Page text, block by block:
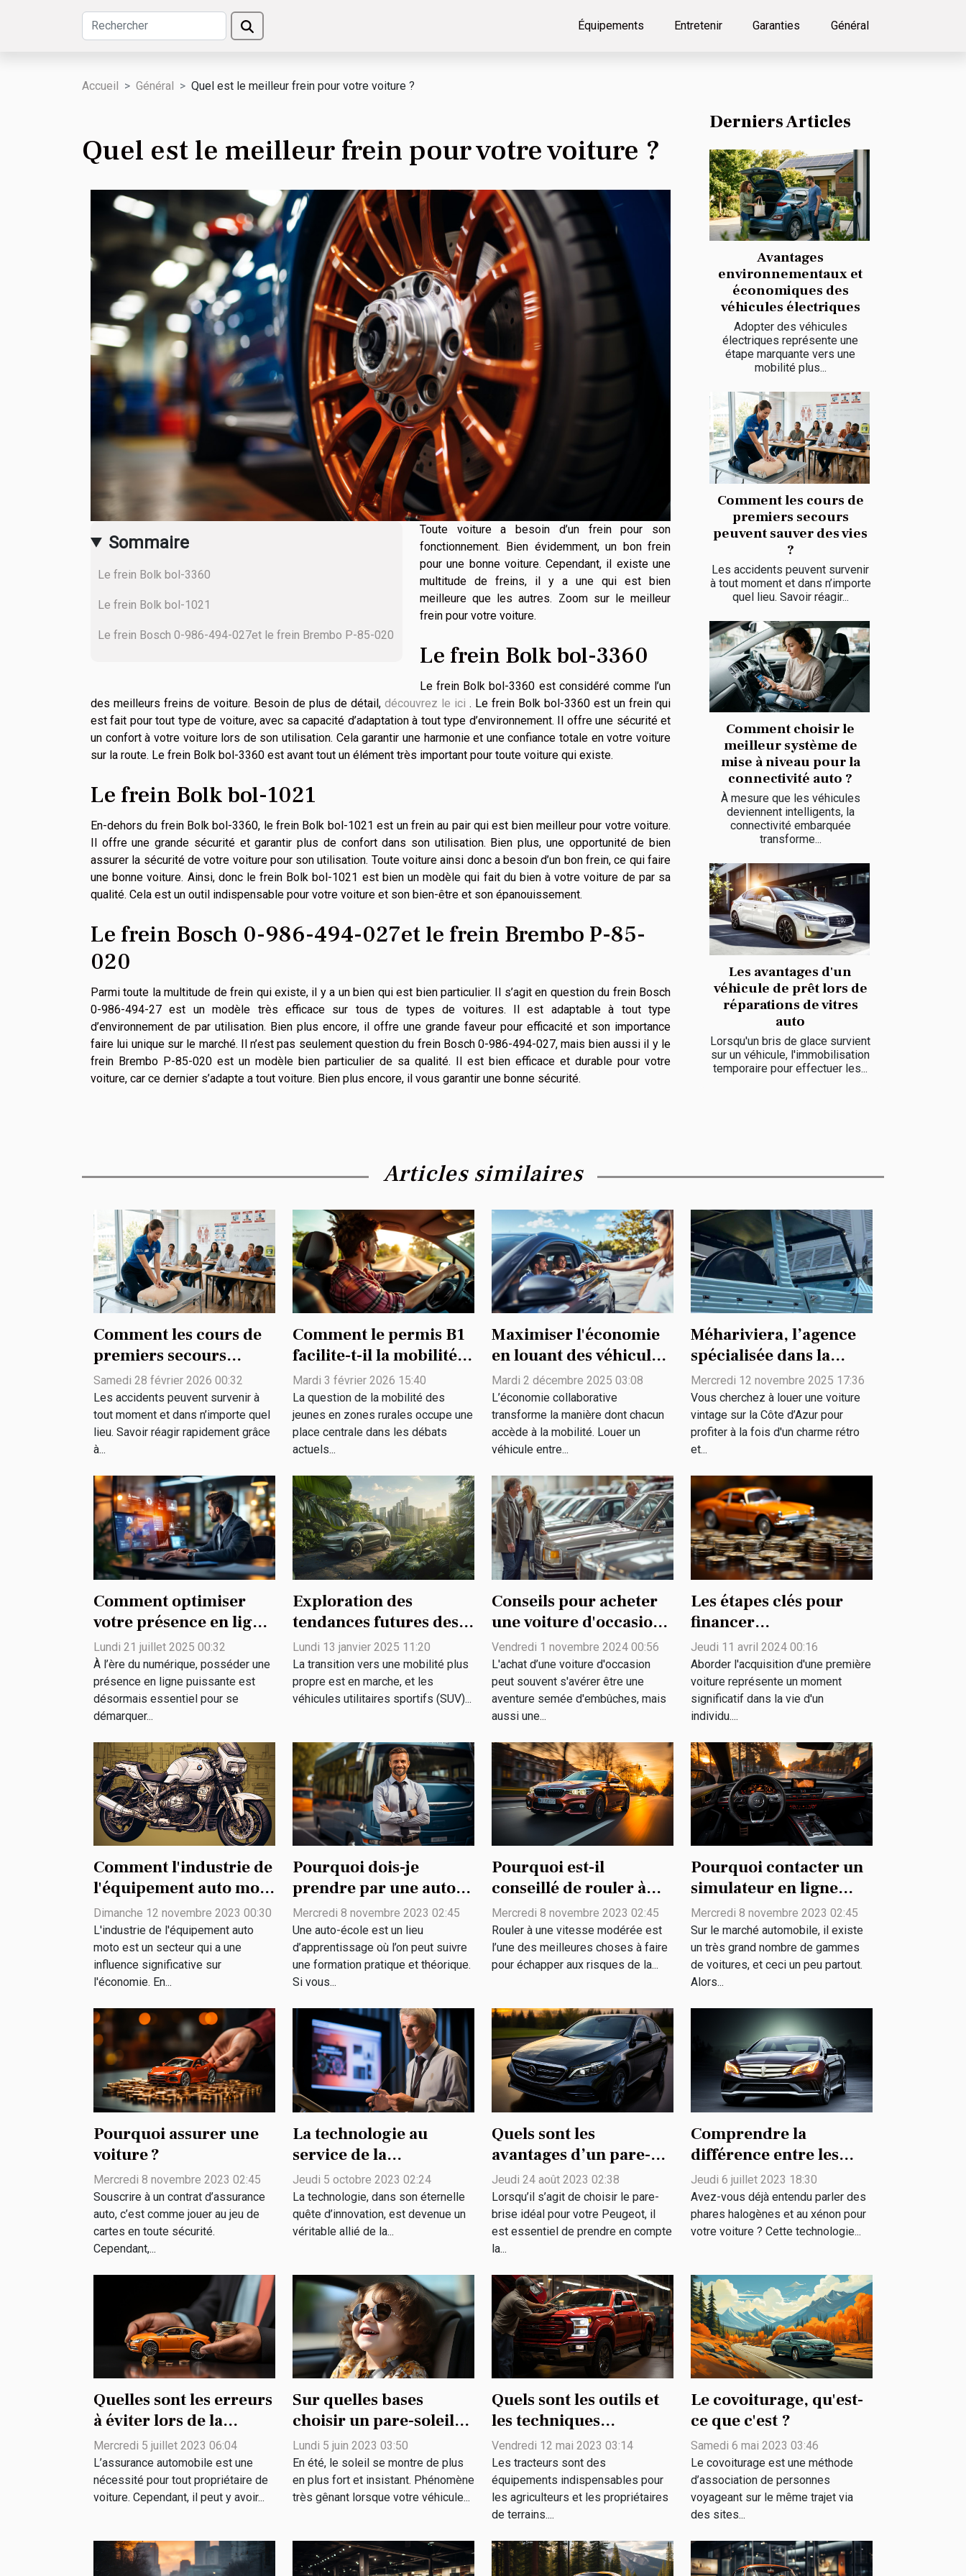
Équipements Entretenir Garanties Général
Accueil Général Quel est le meilleur frein pour votre voiture ?
Quel est le meilleur frein pour votre voiture ?
Sommaire
Le frein Bolk bol-3360
Le frein Bolk bol-1021
Le frein Bosch 0-986-494-027et le frein Brembo P-85-020
Toute voiture a besoin d’un frein pour son
fonctionnement. Bien évidemment, un bon frein
pour une bonne voiture. Cependant, il existe une
multitude de freins, il y a une qui est bien
meilleure que les autres. Zoom sur le meilleur
frein pour votre voiture.
Le frein Bolk bol-3360
Le frein Bolk bol-3360 est considéré comme l’un
des meilleurs freins de voiture. Besoin de plus de détail, découvrez le ici . Le frein Bolk bol-3360 est un frein qui
est fait pour tout type de voiture, avec sa capacité d’adaptation à tout type d’environnement. Il offre une sécurité et
un confort à votre voiture lors de son utilisation. Cela garantir une harmonie et une confiance totale en votre voiture
sur la route. Le frein Bolk bol-3360 est avant tout un élément très important pour toute voiture qui existe.
Le frein Bolk bol-1021
En-dehors du frein Bolk bol-3360, le frein Bolk bol-1021 est un frein au pair qui est bien meilleur pour votre voiture.
Il offre une grande sécurité et garantir plus de confort dans son utilisation. Bien plus, une opportunité de bien
assurer la sécurité de votre voiture pour son utilisation. Toute voiture ainsi donc a besoin d’un bon frein, ce qui faire
une bonne voiture. Ainsi, donc le frein Bolk bol-1021 est bien un modèle qui fait du bien à votre voiture de par sa
qualité. Cela est un outil indispensable pour votre voiture et son bien-être et son épanouissement.
Le frein Bosch 0-986-494-027et le frein Brembo P-85-
020
Parmi toute la multitude de frein qui existe, il y a un bien qui est bien particulier. Il s’agit en question du frein Bosch
0-986-494-27 est un modèle très efficace sur tous de types de voitures. Il est adaptable à tout type
d’environnement de par utilisation. Bien plus encore, il offre une grande faveur pour efficacité et son importance
faire lui unique sur le marché. Il n’est pas seulement question du frein Bosch 0-986-494-027, mais bien aussi il y le
frein Brembo P-85-020 est un modèle bien particulier de sa qualité. Il est bien efficace et durable pour votre
voiture, car ce dernier s’adapte a tout voiture. Bien plus encore, il vous garantir une bonne sécurité.
Derniers Articles
Avantages
environnementaux et
économiques des
véhicules électriques
Adopter des véhicules
électriques représente une
étape marquante vers une
mobilité plus...
Comment les cours de
premiers secours
peuvent sauver des vies
?
Les accidents peuvent survenir
à tout moment et dans n’importe
quel lieu. Savoir réagir...
Comment choisir le
meilleur système de
mise à niveau pour la
connectivité auto ?
À mesure que les véhicules
deviennent intelligents, la
connectivité embarquée
transforme...
Les avantages d'un
véhicule de prêt lors de
réparations de vitres
auto
Lorsqu'un bris de glace survient
sur un véhicule, l'immobilisation
temporaire pour effectuer les...
Articles similaires
Comment les cours de
premiers secours
peuvent sauver des vies
?
Samedi 28 février 2026 00:32
Les accidents peuvent survenir à
tout moment et dans n’importe quel
lieu. Savoir réagir rapidement grâce
à...
Comment le permis B1
facilite-t-il la mobilité
des jeunes en zones
rurales ?
Mardi 3 février 2026 15:40
La question de la mobilité des
jeunes en zones rurales occupe une
place centrale dans les débats
actuels...
Maximiser l'économie
en louant des véhicules
entre particuliers
Mardi 2 décembre 2025 03:08
L’économie collaborative
transforme la manière dont chacun
accède à la mobilité. Louer un
véhicule entre...
Méhariviera, l’agence
spécialisée dans la
location de voitures
vintage
Mercredi 12 novembre 2025 17:36
Vous cherchez à louer une voiture
vintage sur la Côte d’Azur pour
profiter à la fois d'un charme rétro
et...
Comment optimiser
votre présence en ligne
grâce à des solutions
publicitaires
innovantes ?
Lundi 21 juillet 2025 00:32
À l’ère du numérique, posséder une
présence en ligne puissante est
désormais essentiel pour se
démarquer...
Exploration des
tendances futures des
SUV électriques et leur
impact
environnemental
Lundi 13 janvier 2025 11:20
La transition vers une mobilité plus
propre est en marche, et les
véhicules utilitaires sportifs (SUV)...
Conseils pour acheter
une voiture d'occasion
en toute sécurité
Vendredi 1 novembre 2024 00:56
L'achat d’une voiture d'occasion
peut souvent s'avérer être une
aventure semée d'embûches, mais
aussi une...
Les étapes clés pour
financer
intelligemment votre
première voiture
Jeudi 11 avril 2024 00:16
Aborder l'acquisition d'une première
voiture représente un moment
significatif dans la vie d'un
individu....
Comment l'industrie de
l'équipement auto moto
contribue à l'économie
Dimanche 12 novembre 2023 00:30
L'industrie de l'équipement auto
moto est un secteur qui a une
influence significative sur
l'économie. En...
Pourquoi dois-je
prendre par une auto-
école ?
Mercredi 8 novembre 2023 02:45
Une auto-école est un lieu
d’apprentissage où l’on peut suivre
une formation pratique et théorique.
Si vous...
Pourquoi est-il
conseillé de rouler à
une vitesse modérée ?
Mercredi 8 novembre 2023 02:45
Rouler à une vitesse modérée est
l’une des meilleures choses à faire
pour échapper aux risques de la...
Pourquoi contacter un
simulateur en ligne
pour un achat de
véhicule ?
Mercredi 8 novembre 2023 02:45
Sur le marché automobile, il existe
un très grand nombre de gammes
de voitures, et ceci un peu partout.
Alors...
Pourquoi assurer une
voiture ?
Mercredi 8 novembre 2023 02:45
Souscrire à un contrat d’assurance
auto, c’est comme jouer au jeu de
cartes en toute sécurité.
Cependant,...
La technologie au
service de la
biodiversité : enjeux et
défis
Jeudi 5 octobre 2023 02:24
La technologie, dans son éternelle
quête d’innovation, est devenue un
véritable allié de la...
Quels sont les
avantages d’un pare-
brise en verre de
sécurité pour votre
Peugeot ?
Jeudi 24 août 2023 02:38
Lorsqu’il s’agit de choisir le pare-
brise idéal pour votre Peugeot, il
est essentiel de prendre en compte
la...
Comprendre la
différence entre les
phares halogènes et au
xénon pour votre
voiture
Jeudi 6 juillet 2023 18:30
Avez-vous déjà entendu parler des
phares halogènes et au xénon pour
votre voiture ? Cette technologie...
Quelles sont les erreurs
à éviter lors de la
souscription d'une
assurance automobile ?
Mercredi 5 juillet 2023 06:04
L’assurance automobile est une
nécessité pour tout propriétaire de
voiture. Cependant, il peut y avoir...
Sur quelles bases
choisir un pare-soleil
voiture bébé ?
Lundi 5 juin 2023 03:50
En été, le soleil se montre de plus
en plus fort et insistant. Phénomène
très gênant lorsque votre véhicule...
Quels sont les outils et
les techniques
d’entretien d’un
tracteur ?
Vendredi 12 mai 2023 03:14
Les tracteurs sont des
équipements indispensables pour
les agriculteurs et les propriétaires
de terrains....
Le covoiturage, qu'est-
ce que c'est ?
Samedi 6 mai 2023 03:46
Le covoiturage est une méthode
d’association de personnes
voyageant sur le même trajet via
des sites...